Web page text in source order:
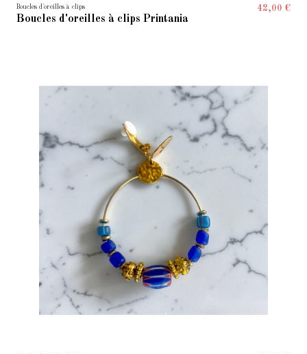
Boucles d'oreilles à clips
Boucles d'oreilles à clips Printania
42,00 €